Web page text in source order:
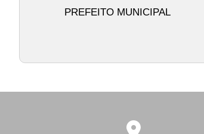
PREFEITO MUNICIPAL